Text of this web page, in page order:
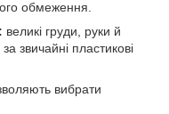
обмеження.
великі груди, руки й
звичайні пластикові
вибрати